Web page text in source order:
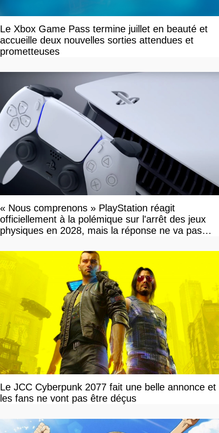
Le Xbox Game Pass termine juillet en beauté et
accueille deux nouvelles sorties attendues et
prometteuses
« Nous comprenons » PlayStation réagit
officiellement à la polémique sur l'arrêt des jeux
physiques en 2028, mais la réponse ne va pas
Le JCC Cyberpunk 2077 fait une belle annonce et
les fans ne vont pas être déçus